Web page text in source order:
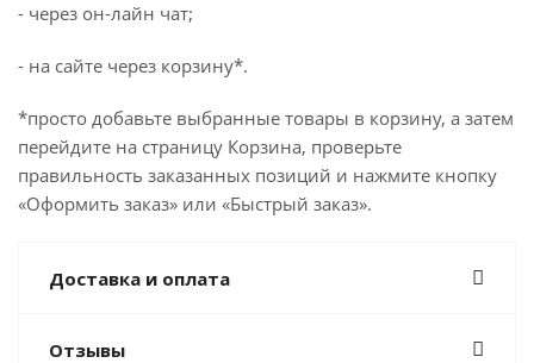
- через он-лайн чат;
- на сайте через корзину*.
*просто добавьте выбранные товары в корзину, а затем
перейдите на страницу Корзина, проверьте
правильность заказанных позиций и нажмите кнопку
«Оформить заказ» или «Быстрый заказ».
Доставка и оплата
Отзывы